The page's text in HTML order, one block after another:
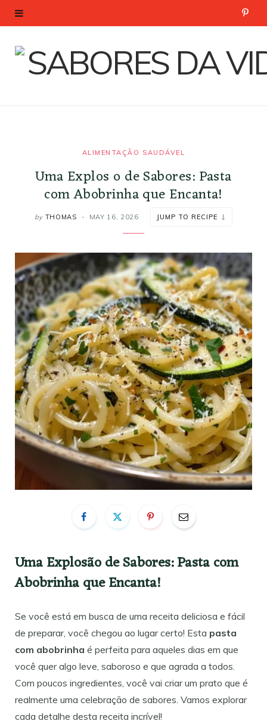
P
ALIMENTAÇÃO SAUDÁVEL
Uma Explos o de Sabores: Pasta
com Abobrinha que Encanta!
by THOMAS MAY 16, 2026 JUMP TO RECIPE
Uma Explosão de Sabores: Pasta com
Abobrinha que Encanta!
Se você está em busca de uma receita deliciosa e fácil
de preparar, você chegou ao lugar certo! Esta pasta
com abobrinha é perfeita para aqueles dias em que
você quer algo leve, saboroso e que agrada a todos.
Com poucos ingredientes, você vai criar um prato que é
realmente uma celebração de sabores. Vamos explorar
cada detalhe desta receita incrível!